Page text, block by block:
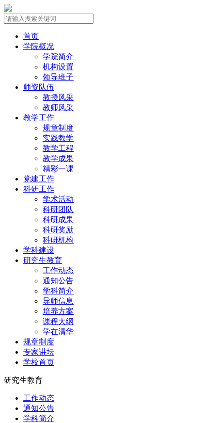
首页
学院概况
学院简介
机构设置
领导班子
师资队伍
教授风采
教师风采
教学工作
规章制度
实践教学
教学工程
教学成果
精彩一课
党建工作
科研工作
学术活动
科研团队
科研成果
科研奖励
科研机构
学科建设
研究生教育
工作动态
通知公告
学科简介
导师信息
培养方案
课程大纲
学在清华
规章制度
专家讲坛
学校首页
研究生教育
工作动态
通知公告
学科简介